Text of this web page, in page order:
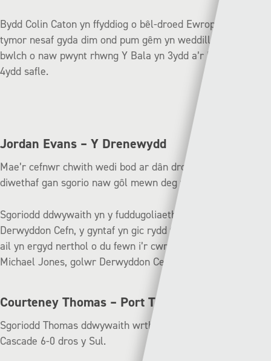
Bydd Colin Caton yn ffyddiog o bêl-droed Ewropeaidd y
tymor nesaf gyda dim ond pum gêm yn weddill o’r tymor a
bwlch o naw pwynt rhwng Y Bala yn 3ydd a’r Pen-y-bont yn
4ydd safle.
Jordan Evans – Y Drenewydd
Mae’r cefnwr chwith wedi bod ar dân dros yr wythnosau
diwethaf gan sgorio naw gôl mewn deg ymddangosiad.
Sgoriodd ddwywaith yn y fuddugoliaeth o 5-0 dros
Derwyddon Cefn, y gyntaf yn gic rydd fendigedig o bell a’r
ail yn ergyd nerthol o du fewn i’r cwrt cosbi yn curo
Michael Jones, golwr Derwyddon Cefn.
Courteney Thomas – Port Talbot
Sgoriodd Thomas ddwywaith wrth i Port Talbot guro
Cascade 6-0 dros y Sul.